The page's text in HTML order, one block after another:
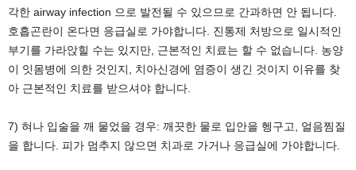
각한 airway infection 으로 발전될 수 있으므로 간과하면 안 됩니다.
호흡곤란이 온다면 응급실로 가야합니다. 진통제 처방으로 일시적인
부기를 가라앉힐 수는 있지만, 근본적인 치료는 할 수 없습니다. 농양
이 잇몸병에 의한 것인지, 치아신경에 염증이 생긴 것이지 이유를 찾
아 근본적인 치료를 받으셔야 합니다.
7) 혀나 입술을 깨 물었을 경우: 깨끗한 물로 입안을 헹구고, 얼음찜질
을 합니다. 피가 멈추지 않으면 치과로 가거나 응급실에 가야합니다.